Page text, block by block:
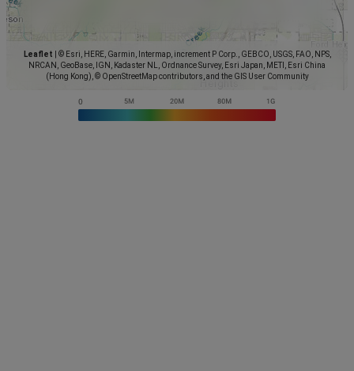
Leaflet
© Esri, HERE, Garmin, Intermap, increment P Corp., GEBCO, USGS, FAO, NPS,
NRCAN, GeoBase, IGN, Kadaster NL, Ordnance Survey, Esri Japan, METI, Esri China
(Hong Kong), © OpenStreetMap contributors, and the GIS User Community